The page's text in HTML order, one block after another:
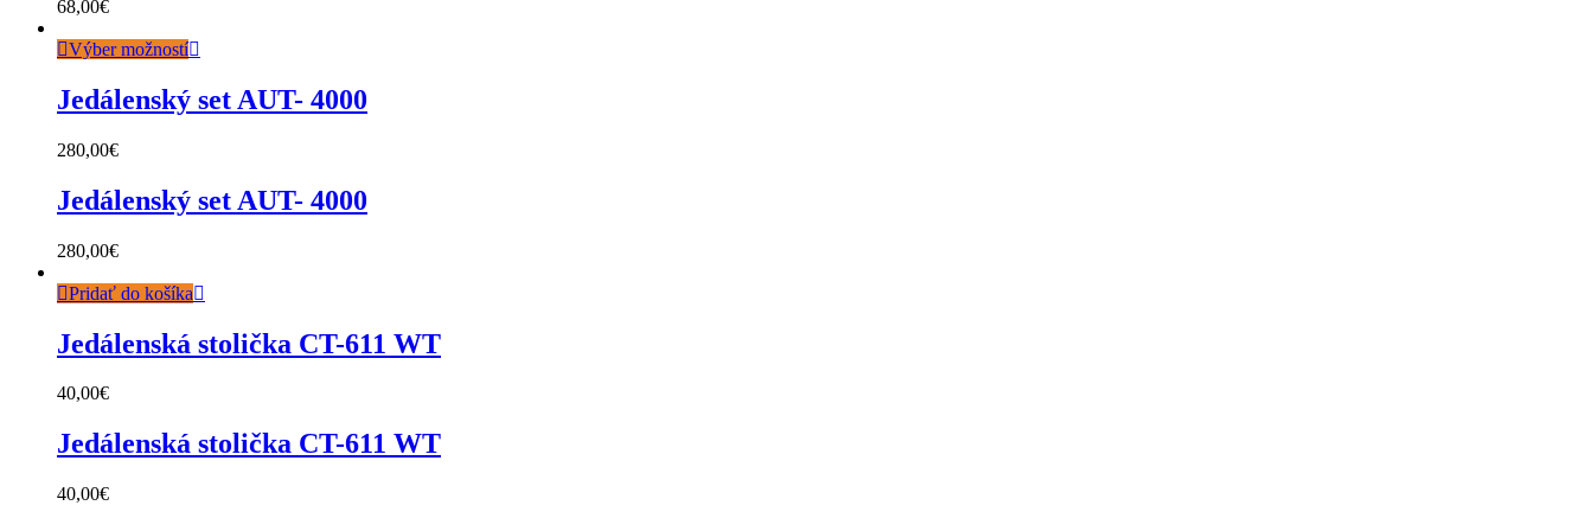
68,00€
Výber možností
Jedálenský set AUT- 4000
280,00€
Jedálenský set AUT- 4000
280,00€
Pridať do košíka
Jedálenská stolička CT-611 WT
40,00€
Jedálenská stolička CT-611 WT
40,00€